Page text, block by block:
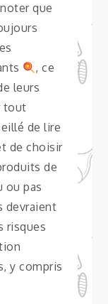
que
, ce
leurs
tout
de lire
de choisir
de
ou pas
devraient
risques
y compris